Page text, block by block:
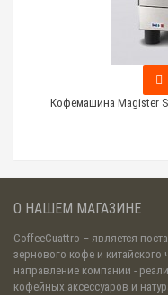
Кофемашина Magister
О НАШЕМ МАГАЗИНЕ
CoffeeCuattro – является
зернового кофе и
направление компании -
кофейных аксессуаров и